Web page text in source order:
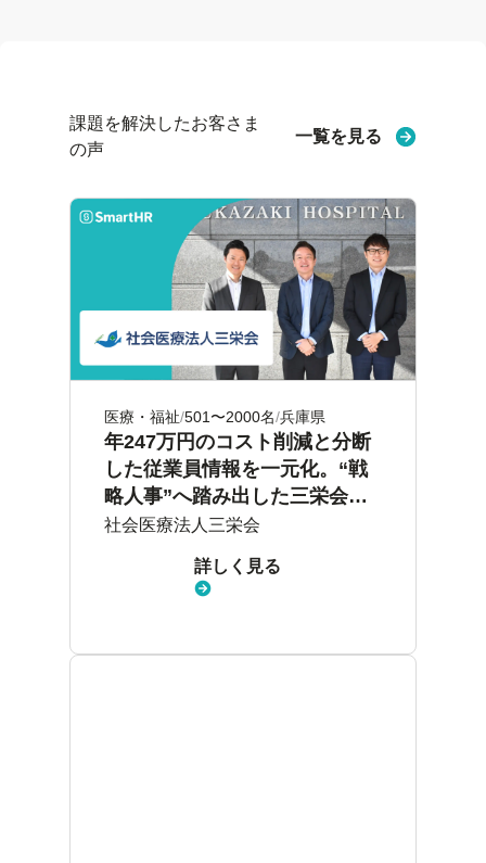
課題を解決したお客さま
の声
一覧を見る
医療・福祉 501〜2000名 兵庫県
年247万円のコスト削減と分断
した従業員情報を一元化。“戦
略人事”へ踏み出した三栄会の
取り組み
社会医療法人三栄会
詳しく見る